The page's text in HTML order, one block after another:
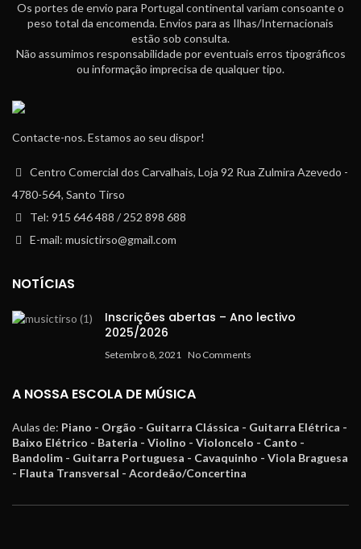
Os portes de envio para Portugal continental variam consoante o
peso total da encomenda. Envios para as Ilhas/Internacionais
estão sob consulta.
Não assumimos responsabilidade por eventuais erros tipográficos
ou informação imprecisa de qualquer tipo.
Contacte-nos. Estamos ao seu dispor!
Centro Comercial dos Carvalhais, Loja 92 Rua Zulmira Azevedo -
4780-564, Santo Tirso
Tel: 915 646 488 / 252 898 688
E-mail: musictirso@gmail.com
NOTÍCIAS
Inscrições abertas – Ano lectivo
2025/2026
Setembro 8, 2021 No Comments
A NOSSA ESCOLA DE MÚSICA
Aulas de: Piano - Orgão - Guitarra Clássica - Guitarra Elétrica -
Baixo Elétrico - Bateria - Violino - Violoncelo - Canto -
Bandolim - Guitarra Portuguesa - Cavaquinho - Viola Braguesa
- Flauta Transversal - Acordeão/Concertina